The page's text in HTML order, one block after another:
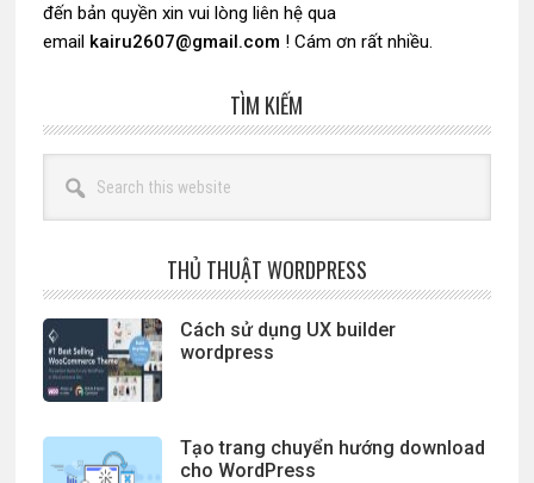
đến bản quyền xin vui lòng liên hệ qua
email kairu2607@gmail.com ! Cám ơn rất nhiều.
TÌM KIẾM
this
website
THỦ THUẬT WORDPRESS
Cách sử dụng UX builder
wordpress
Tạo trang chuyển hướng download
cho WordPress